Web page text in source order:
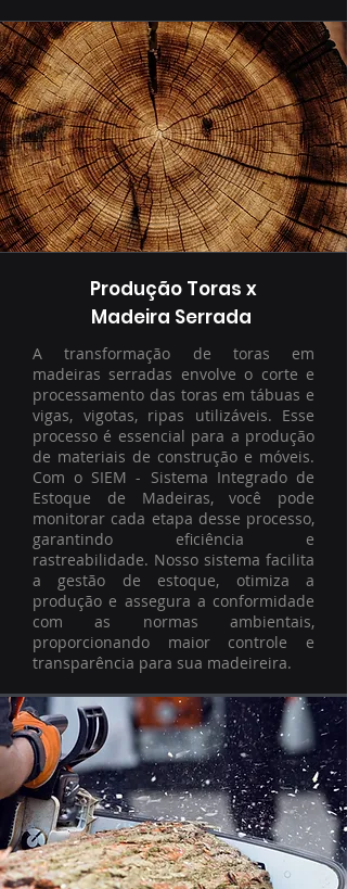
Produção Toras x
Madeira Serrada
A transformação de toras em
madeiras serradas envolve o corte e
processamento das toras em tábuas e
vigas, vigotas, ripas utilizáveis. Esse
processo é essencial para a produção
de materiais de construção e móveis.
Com o SIEM - Sistema Integrado de
Estoque de Madeiras, você pode
monitorar cada etapa desse processo,
garantindo eficiência e
rastreabilidade. Nosso sistema facilita
a gestão de estoque, otimiza a
produção e assegura a conformidade
com as normas ambientais,
proporcionando maior controle e
transparência para sua madeireira.